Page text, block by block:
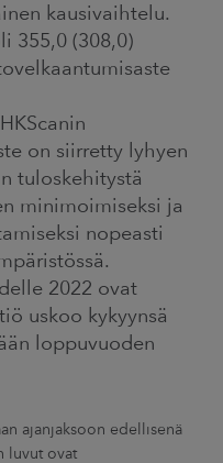
kausivaihtelu.
355,0 (308,0)
on siirretty lyhyen
tuloskehitystä
minimoimiseksi ja
nopeasti
2022 ovat
uskoo kykyynsä
loppuvuoden
ajanjaksoon edellisenä
luvut ovat